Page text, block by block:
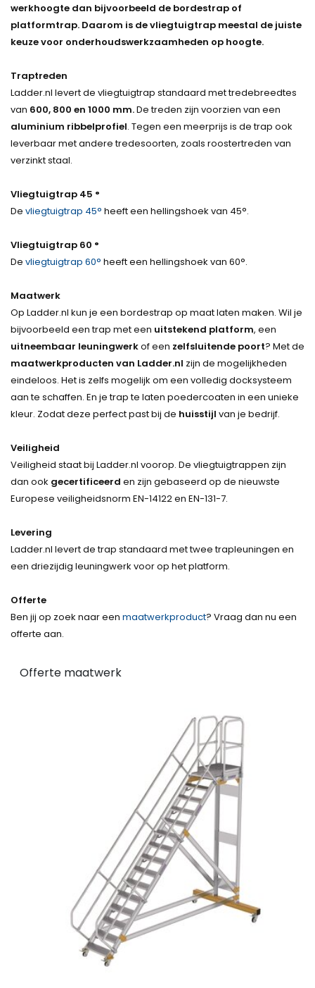
werkhoogte dan bijvoorbeeld de bordestrap of
platformtrap. Daarom is de vliegtuigtrap meestal de juiste
keuze voor onderhoudswerkzaamheden op hoogte.
Traptreden
Ladder.nl levert de vliegtuigtrap standaard met tredebreedtes
van 600, 800 en 1000 mm.De treden zijn voorzien van een
aluminium ribbelprofiel. Tegen een meerprijs is de trap ook
leverbaar met andere tredesoorten, zoals roostertreden van
verzinkt staal.
Vliegtuigtrap 45 °
De vliegtuigtrap 45° heeft een hellingshoek van 45°.
Vliegtuigtrap 60 °
De vliegtuigtrap 60° heeft een hellingshoek van 60°.
Maatwerk
Op Ladder.nl kun je een bordestrap op maat laten maken. Wil je
bijvoorbeeld een trap met een uitstekend platform, een
uitneembaar leuningwerkof een zelfsluitende poort? Met de
maatwerkproducten van Ladder.nl zijn de mogelijkheden
eindeloos. Het is zelfs mogelijk om een volledig docksysteem
aan te schaffen. En je trap te laten poedercoaten in een unieke
kleur. Zodat deze perfect past bij de huisstijl van je bedrijf.
Veiligheid
Veiligheid staat bij Ladder.nl voorop. De vliegtuigtrappen zijn
dan ook gecertificeerd en zijn gebaseerd op de nieuwste
Europese veiligheidsnorm EN-14122 en EN-131-7.
Levering
Ladder.nl levert de trap standaard met twee trapleuningen en
een driezijdig leuningwerk voor op het platform.
Offerte
Ben jij op zoek naar een maatwerkproduct? Vraag dan nu een
offerte aan.
Offerte maatwerk